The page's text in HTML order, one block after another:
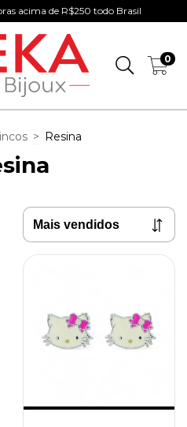
acima de R$250 todo Brasil
0
> Resina